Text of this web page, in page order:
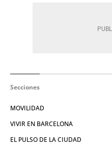
Secciones
MOVILIDAD
VIVIR EN BARCELONA
EL PULSO DE LA CIUDAD